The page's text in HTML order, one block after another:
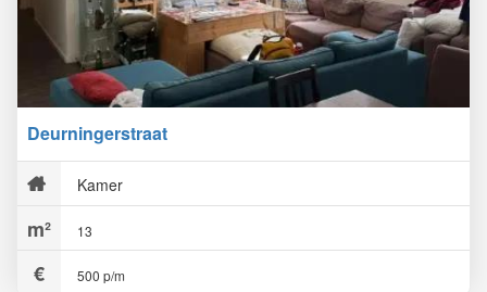
Deurningerstraat
Kamer
13
500 p/m